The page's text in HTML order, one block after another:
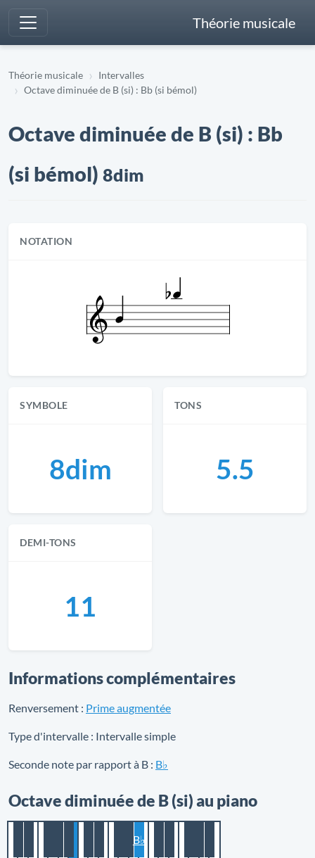
Théorie musicale
Théorie musicale
Intervalles
Octave diminuée de B (si) : Bb (si bémol)
Octave diminuée de B (si) : Bb
(si bémol) 8dim
NOTATION
SYMBOLE
8dim
TONS
5.5
DEMI-TONS
11
Informations complémentaires
Renversement : Prime augmentée
Type d'intervalle : Intervalle simple
Seconde note par rapport à B : B♭
Octave diminuée de B (si) au piano
B♭